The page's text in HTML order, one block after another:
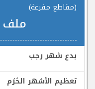
(مقاطع مفرغة)
بدع شهر رجب
تعظيم الأشهر الحُرُم